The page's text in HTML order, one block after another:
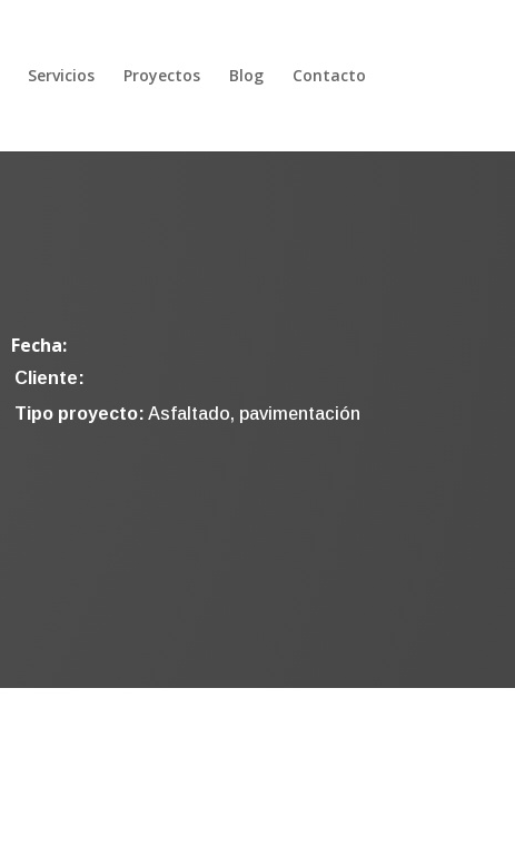
Servicios Proyectos Blog Contacto
Fecha:
Cliente:
Tipo proyecto: Asfaltado, pavimentación